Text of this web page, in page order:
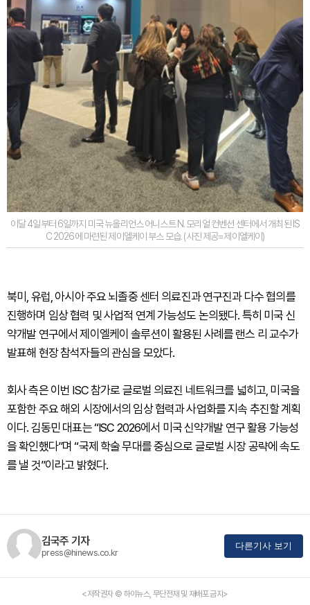
이달 4일부터 6일까지 미국 뉴올리언스 어니스트 N. 모리얼 컨벤션 센터에서 개최된 IS
C 2026에 마련된 제이엘케이 부스 모습. (사진 제공=제이엘케이)
북미, 유럽, 아시아 주요 뇌졸중 센터 의료진과 연구진과 다수 협의를
진행하며 임상 협력 및 사업적 연계 가능성도 논의됐다. 특히 미국 신
약개발 연구에서 제이엘케이 솔루션이 활용된 사례를 랜스 리 교수가
발표해 현장 참석자들의 관심을 모았다.
회사 측은 이번 ISC 참가로 글로벌 의료진 네트워크를 넓히고, 미국을
포함한 주요 해외 시장에서의 임상 협력과 사업화를 지속 추진할 계획
이다. 김동민 대표는 “ISC 2026에서 미국 신약개발 연구 활용 가능성
을 확인했다”며 “국제 학술 무대를 중심으로 글로벌 시장 공략에 속도
를 낼 것”이라고 밝혔다.
김국주 기자
press@hinews.co.kr
다른기사 보기
<저작권자 © 하이뉴스, 무단전재 및 재배포 금지>